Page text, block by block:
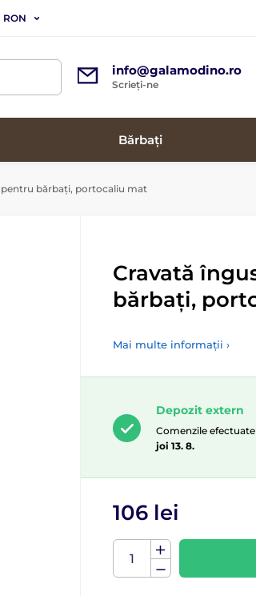
RON
info@galamodino.ro
Scrieți-ne
Bărbați
bărbați, portocaliu mat
Cravată
bărbați,
Mai multe informații ›
Depozit extern
Comenzile efectuate
joi 13. 8.
106 lei